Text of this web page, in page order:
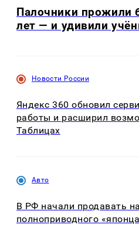
Палочники прожили
лет — и удивили
Новости России
Яндекс 360 обновил
работы и расширил
Таблицах
Авто
В РФ начали продавать
полноприводного